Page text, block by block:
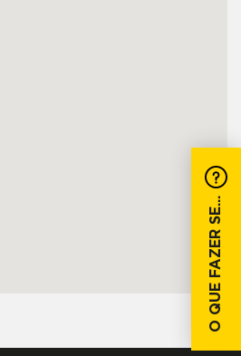
O QUE FAZER SE...